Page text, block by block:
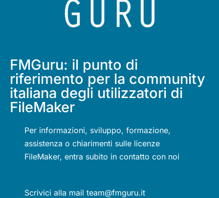
FMGuru: il punto di
riferimento per la community
italiana degli utilizzatori di
FileMaker
Per informazioni, sviluppo, formazione,
assistenza o chiarimenti sulle licenze
FileMaker, entra subito in contatto con noi
Scrivici alla mail team@fmguru.it